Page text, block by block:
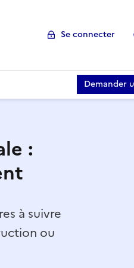
Se connecter
Demander
:
à suivre
ou